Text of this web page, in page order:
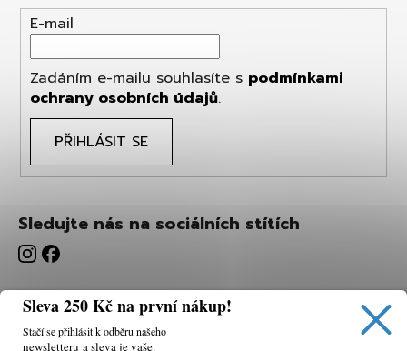
E-mail
Zadáním e-mailu souhlasíte s podmínkami
ochrany osobních údajů.
PŘIHLÁSIT SE
Sledujte nás na sociálních stítích
Sleva 250 Kč na první nákup!
Stačí se přihlásit k odběru našeho
newsletteru a sleva je vaše.